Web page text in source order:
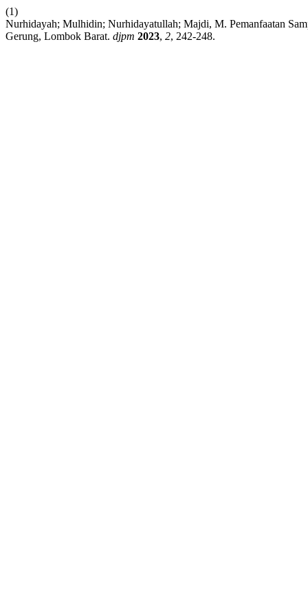
(1)
Nurhidayah; Mulhidin; Nurhidayatullah; Majdi, M. Pemanfaatan
Gerung, Lombok Barat. djpm 2023, 2, 242-248.